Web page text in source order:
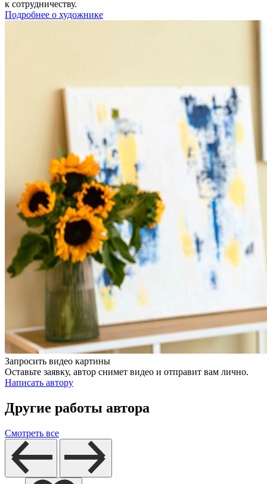
к сотрудничеству.
Подробнее о художнике
Запросить видео картины
Оставьте заявку, автор снимет видео и отправит вам лично.
Написать автору
Другие работы автора
Смотреть все